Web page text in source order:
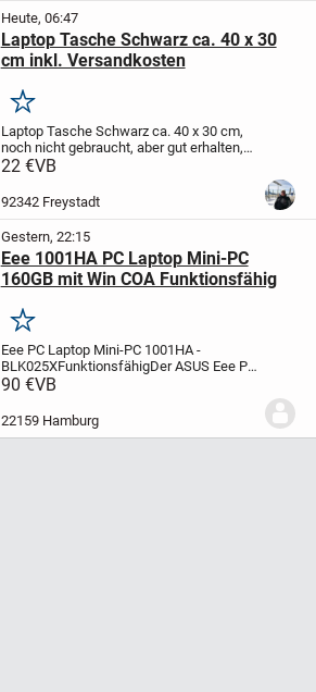
Heute, 06:47
Laptop Tasche Schwarz ca. 40 x 30
cm inkl. Versandkosten
Merken
Laptop Tasche Schwarz ca. 40 x 30 cm,
noch nicht gebraucht, aber gut erhalten,
No Name, 1 Hauptfach mit 2 Fächern und
Reißverschluß, insgesamt viel Stauraum
22 €VB
92342 Freystadt
Gestern, 22:15
Eee 1001HA PC Laptop Mini-PC
160GB mit Win COA Funktionsfähig
Merken
Eee PC Laptop Mini-PC 1001HA -
BLK025XFunktionsfähigDer ASUS Eee PC
1001HA 25,7cm/10.1 Zoll (160 GB, Intel
ist ein Laptop mit einer integrierten 0,3
90 €VB
22159 Hamburg